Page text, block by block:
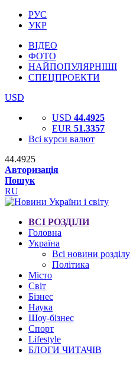
РУС
УКР
ВІДЕО
ФОТО
НАЙПОПУЛЯРНІШІ
СПЕЦПРОЕКТИ
USD
USD 44.4925
EUR 51.3357
Всі курси валют
44.4925
Авторизація
Пошук
RU
ВСІ РОЗДІЛИ
Головна
Україна
Всі новини розділу
Політика
Місто
Світ
Бізнес
Наука
Шоу-бізнес
Спорт
Lifestyle
БЛОГИ ЧИТАЧІВ